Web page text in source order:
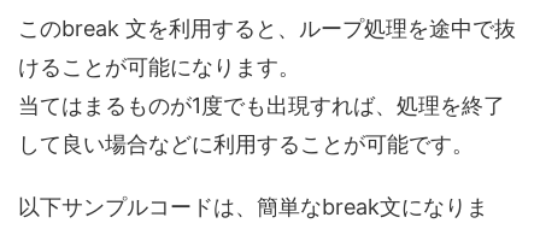
このbreak 文を利用すると、ループ処理を途中で抜
けることが可能になります。
当てはまるものが1度でも出現すれば、処理を終了
して良い場合などに利用することが可能です。
以下サンプルコードは、簡単なbreak文になりま